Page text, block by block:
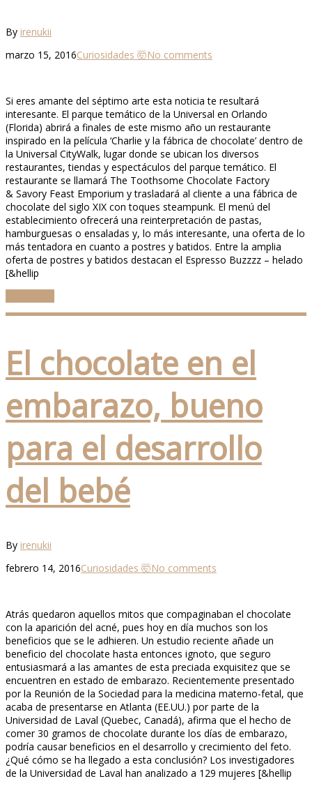
By irenukii
marzo 15, 2016Curiosidades 🤯No comments
Si eres amante del séptimo arte esta noticia te resultará
interesante. El parque temático de la Universal en Orlando
(Florida) abrirá a finales de este mismo año un restaurante
inspirado en la película ‘Charlie y la fábrica de chocolate’ dentro de
la Universal CityWalk, lugar donde se ubican los diversos
restaurantes, tiendas y espectáculos del parque temático. El
restaurante se llamará The Toothsome Chocolate Factory
& Savory Feast Emporium y trasladará al cliente a una fábrica de
chocolate del siglo XIX con toques steampunk. El menú del
establecimiento ofrecerá una reinterpretación de pastas,
hamburguesas o ensaladas y, lo más interesante, una oferta de lo
más tentadora en cuanto a postres y batidos. Entre la amplia
oferta de postres y batidos destacan el Espresso Buzzzz – helado
[&hellip
El chocolate en el
embarazo, bueno
para el desarrollo
del bebé
By irenukii
febrero 14, 2016Curiosidades 🤯No comments
Atrás quedaron aquellos mitos que compaginaban el chocolate
con la aparición del acné, pues hoy en día muchos son los
beneficios que se le adhieren. Un estudio reciente añade un
beneficio del chocolate hasta entonces ignoto, que seguro
entusiasmará a las amantes de esta preciada exquisitez que se
encuentren en estado de embarazo. Recientemente presentado
por la Reunión de la Sociedad para la medicina materno-fetal, que
acaba de presentarse en Atlanta (EE.UU.) por parte de la
Universidad de Laval (Quebec, Canadá), afirma que el hecho de
comer 30 gramos de chocolate durante los días de embarazo,
podría causar beneficios en el desarrollo y crecimiento del feto.
¿Qué cómo se ha llegado a esta conclusión? Los investigadores
de la Universidad de Laval han analizado a 129 mujeres [&hellip